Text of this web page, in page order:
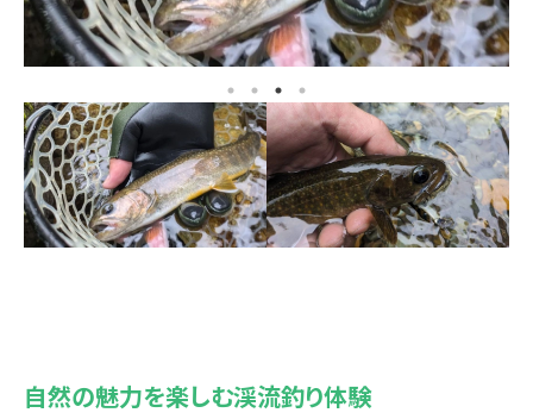
自然の魅力を楽しむ渓流釣り体験